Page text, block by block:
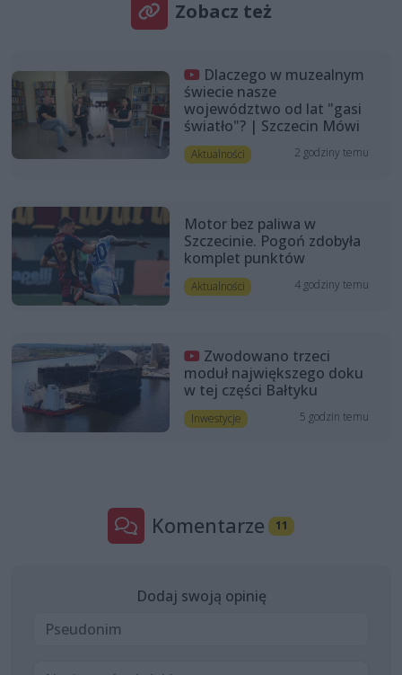
Zobacz też
Dlaczego w muzealnym
świecie nasze
województwo od lat "gasi
światło"? | Szczecin Mówi
Aktualności 2 godziny temu
Motor bez paliwa w
Szczecinie. Pogoń zdobyła
komplet punktów
Aktualności 4 godziny temu
Zwodowano trzeci
moduł największego doku
w tej części Bałtyku
Inwestycje 5 godzin temu
Komentarze 11
Dodaj swoją opinię